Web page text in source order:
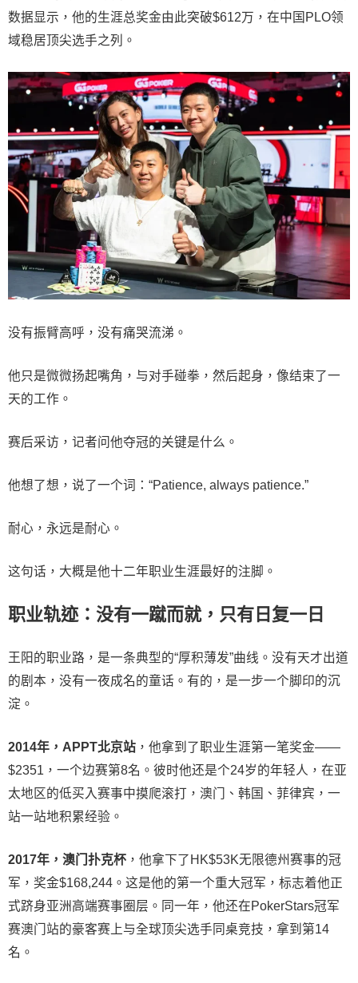
数据显示，他的生涯总奖金由此突破$612万，在中国PLO领
域稳居顶尖选手之列。
没有振臂高呼，没有痛哭流涕。
他只是微微扬起嘴角，与对手碰拳，然后起身，像结束了一
天的工作。
赛后采访，记者问他夺冠的关键是什么。
他想了想，说了一个词：“Patience, always patience.”
耐心，永远是耐心。
这句话，大概是他十二年职业生涯最好的注脚。
职业轨迹：没有一蹴而就，只有日复一日
王阳的职业路，是一条典型的“厚积薄发”曲线。没有天才出道
的剧本，没有一夜成名的童话。有的，是一步一个脚印的沉
淀。
2014年，APPT北京站 ，他拿到了职业生涯第一笔奖金——
$2351，一个边赛第8名。彼时他还是个24岁的年轻人，在亚
太地区的低买入赛事中摸爬滚打，澳门、韩国、菲律宾，一
站一站地积累经验。
2017年，澳门扑克杯 ，他拿下了HK$53K无限德州赛事的冠
军，奖金$168,244。这是他的第一个重大冠军，标志着他正
式跻身亚洲高端赛事圈层。同一年，他还在PokerStars冠军
赛澳门站的豪客赛上与全球顶尖选手同桌竞技，拿到第14
名。